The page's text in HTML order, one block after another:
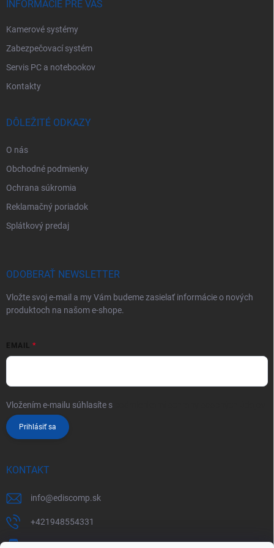
INFORMÁCIE PRE VÁS
Kamerové systémy
Zabezpečovací systém
Servis PC a notebookov
Kontakty
DÔLEŽITÉ ODKAZY
O nás
Obchodné podmienky
Ochrana súkromia
Reklamačný poriadok
Splátkový predaj
ODOBERAŤ NEWSLETTER
Vložte svoj e-mail a my Vám budeme zasielať informácie o nových
produktoch na našom e-shope.
EMAIL
Vložením e-mailu súhlasíte s
Prihlásiť sa
KONTAKT
info@ediscomp.sk
+421948554331